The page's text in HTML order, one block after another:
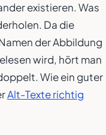
existieren. Was
Da die
der Abbildung
wird, hört man
Wie ein guter
Alt-Texte richtig